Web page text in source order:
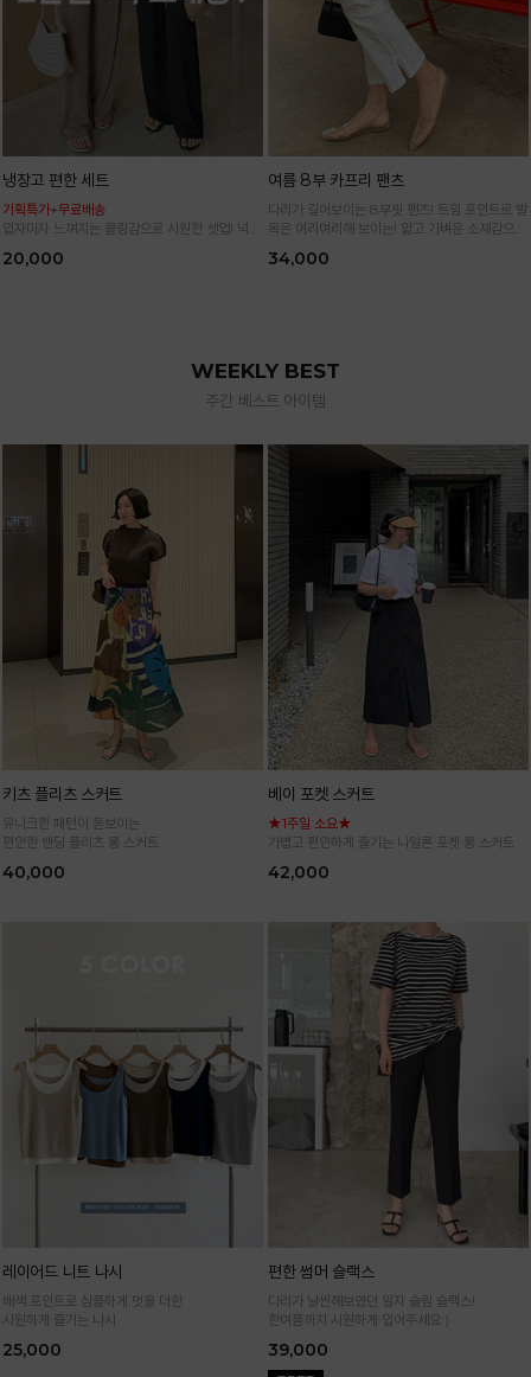
냉장고 편한 세트
기획특가+무료배송
입자마자 느껴지는 쿨링감으로 시원한 셋업! 넉넉
20,000
여름 8부 카프리 팬츠
다리가 길어보이는 8부핏 팬츠! 트임 포인트로 발
목은 여리여리해 보이는! 얇고 가벼운 소재감으로
*블랙·주문폭주로 인한 입고지연·순차발송 진행중
34,000
WEEKLY BEST
주간 베스트 아이템
키츠 플리츠 스커트
유니크한 패턴이 돋보이는
편안한 밴딩 플리츠 롱 스커트
40,000
베이 포켓 스커트
★1주일 소요★
가볍고 편안하게 즐기는 나일론 포켓 롱 스커트
42,000
레이어드 니트 나시
배색 포인트로 심플하게 멋을 더한
시원하게 즐기는 나시
25,000
편한 썸머 슬랙스
다리가 날씬해보였던 일자 슬림 슬랙스!
한여름까지 시원하게 입어주세요:)
39,000